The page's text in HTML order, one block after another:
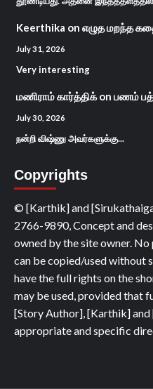
Keerthika on எழுத மறந்த
July 31, 2026
Very interesting
மணிராம் கார்த்திக்on பணம்
July 30, 2026
நன்றி விஷ்ணு அவர்களுக்கு...
Copyrights
© [Karthik] and
2766-9890, Concept and
owned by the site owner.
can be copied/used without
have the full rights on the
may be used, provided that
[Story Author], [Karthik]
appropriate and specific